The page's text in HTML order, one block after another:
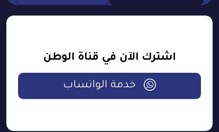
اشترك الآن في قناة الوطن
خدمة الواتساب